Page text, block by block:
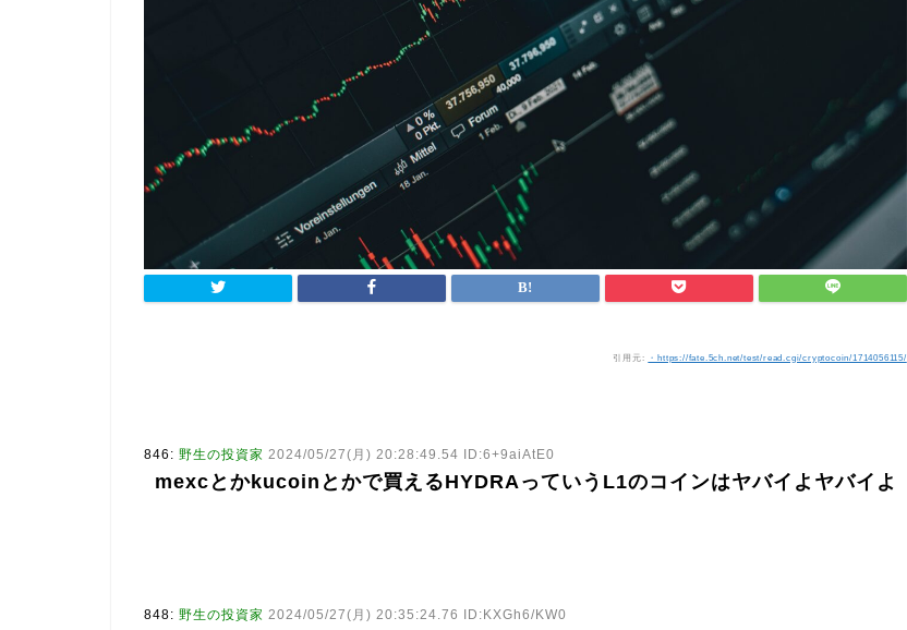
引用元: ・https://fate.5ch.net/test/read.cgi/cryptocoin/1714056115/
846: 野生の投資家 2024/05/27(月) 20:28:49.54 ID:6+9aiAtE0
mexcとかkucoinとかで買えるHYDRAっていうL1のコインはヤバイよヤバイよ
848: 野生の投資家 2024/05/27(月) 20:35:24.76 ID:KXGh6/KW0